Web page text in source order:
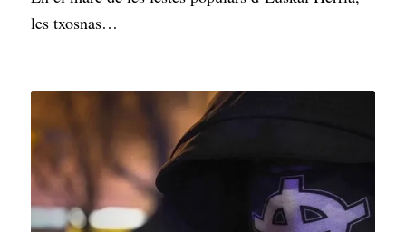
les txosnas…